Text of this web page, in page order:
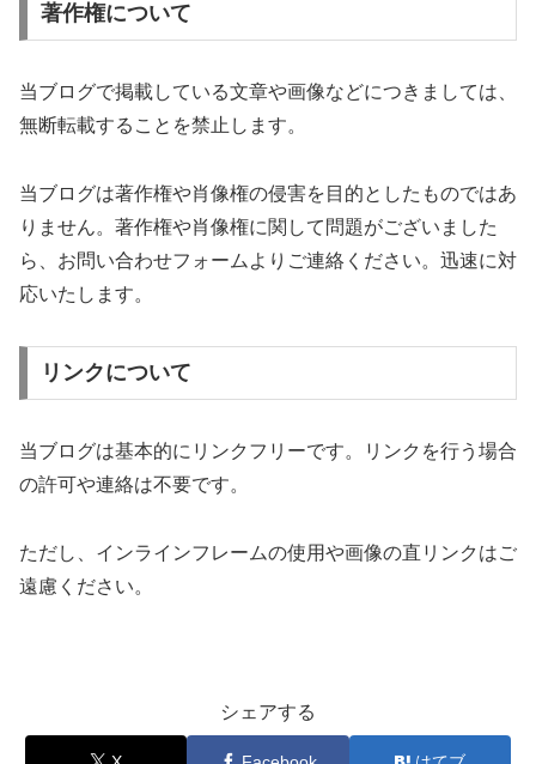
著作権について
当ブログで掲載している文章や画像などにつきましては、
無断転載することを禁止します。
当ブログは著作権や肖像権の侵害を目的としたものではあ
りません。著作権や肖像権に関して問題がございました
ら、お問い合わせフォームよりご連絡ください。迅速に対
応いたします。
リンクについて
当ブログは基本的にリンクフリーです。リンクを行う場合
の許可や連絡は不要です。
ただし、インラインフレームの使用や画像の直リンクはご
遠慮ください。
シェアする